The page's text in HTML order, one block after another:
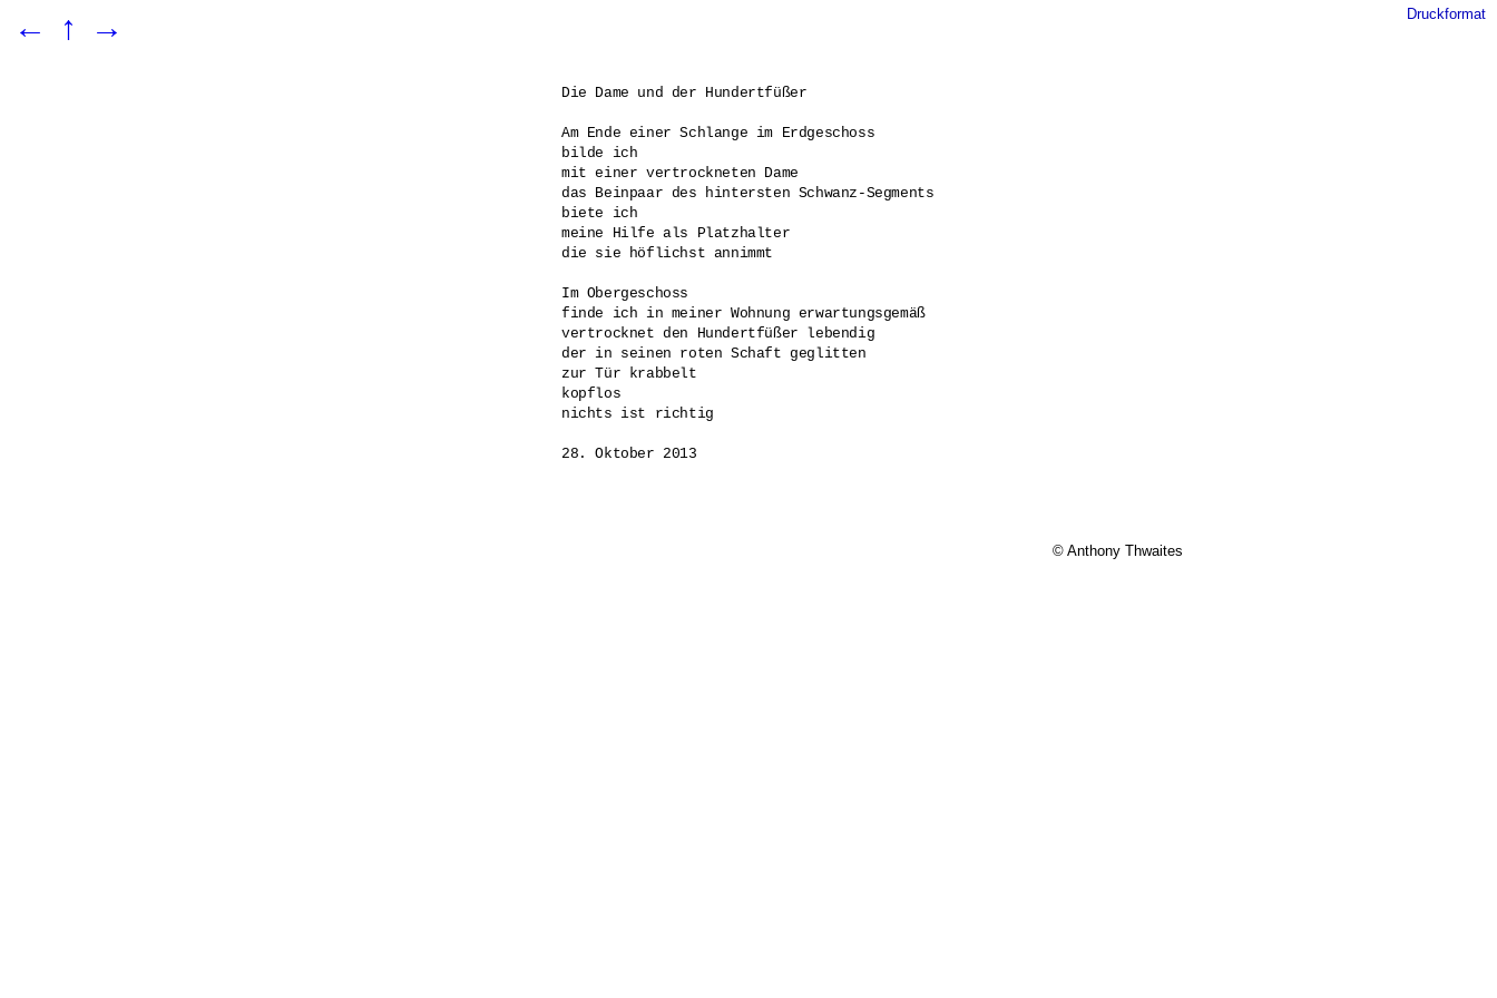
← ↑ → Druckformat
Die Dame und der Hundertfüßer
Am Ende einer Schlange im Erdgeschoss
bilde ich
mit einer vertrockneten Dame
das Beinpaar des hintersten Schwanz-Segments
biete ich
meine Hilfe als Platzhalter
die sie höflichst annimmt
Im Obergeschoss
finde ich in meiner Wohnung erwartungsgemäß
vertrocknet den Hundertfüßer lebendig
der in seinen roten Schaft geglitten
zur Tür krabbelt
kopflos
nichts ist richtig
28. Oktober 2013
© Anthony Thwaites